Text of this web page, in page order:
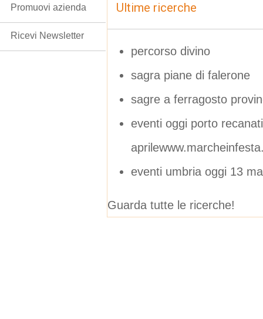
Ultime ricerche
percorso divino
sagra piane di falerone
sagre a ferragosto
eventi oggi porto
eventi umbria oggi 13
Guarda tutte le ricerche!
Promuovi azienda
Ricevi Newsletter